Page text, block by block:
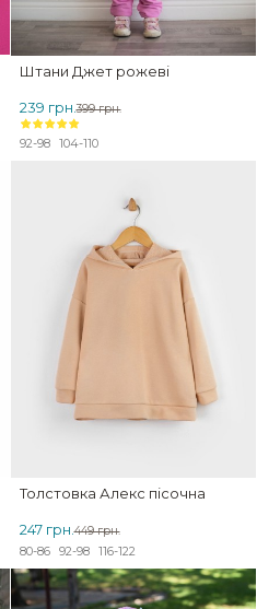
Штани Джет рожеві
399 грн.
239 грн.
92-98 104-110
Толстовка Алекс пісочна
449 грн.
247 грн.
80-86 92-98 116-122